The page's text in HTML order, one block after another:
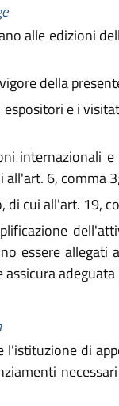
alle edizioni
della
e i
internazionali
6, comma 3;
cui all'art. 19,
essere
di